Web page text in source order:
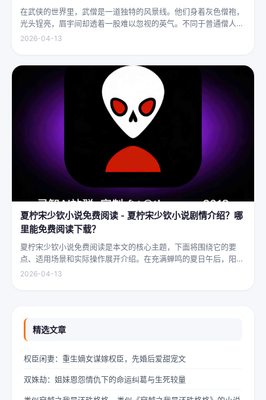
在武侠的世界里，武僧是一道独特的风景线。他们身着灰色僧袍，
光头锃亮，眉宇间却透着一股难以忽视的英气。不同于普通僧人的
慈眉善目，武僧的眼神中常常闪烁着锐利的光，仿佛能洞穿一切虚
2026-04-13
夏柠宋少钦小说免费阅读 - 夏柠宋少钦小说剧情介绍？哪
里能免费阅读下载？
夏柠宋少钦小说免费阅读是本文的核心主题，下面将围绕它的要
点、适用场景和实际操作展开介绍。在充满蝉鸣的夏日午后，阳光
透过梧桐树叶的缝隙，洒在少女夏柠的肩头。她坐在旧书摊旁，手
2026-04-13
精选文章
权臣闲妻：重生嫡女谋嫁权臣，先婚后爱甜宠文
双姝劫：姐妹恩怨情仇下的命运纠葛与生死较量